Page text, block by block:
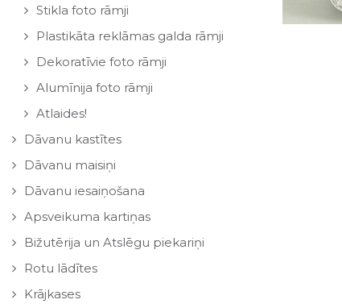
Stikla foto rāmji
Plastikāta reklāmas galda rāmji
Dekoratīvie foto rāmji
Alumīnija foto rāmji
Atlaides!
Dāvanu kastītes
Dāvanu maisiņi
Dāvanu iesaiņošana
Apsveikuma kartiņas
Bižutērija un Atslēgu piekariņi
Rotu lādītes
Krājkases